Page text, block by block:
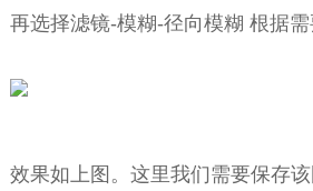
再选择滤镜-模糊-径向模糊 根据需
效果如上图。这里我们需要保存